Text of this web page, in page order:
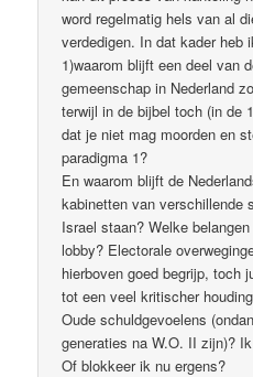
word regelmatig hels van al
verdedigen. In dat kader heb
1)waarom blijft een deel van
gemeenschap in Nederland
terwijl in de bijbel toch (in de
dat je niet mag moorden en
paradigma 1?
En waarom blijft de
kabinetten van verschillende
Israel staan? Welke
lobby? Electorale
hierboven goed begrijp, toch
tot een veel kritischer
Oude schuldgevoelens
generaties na W.O. II zijn)?
Of blokkeer ik nu ergens?